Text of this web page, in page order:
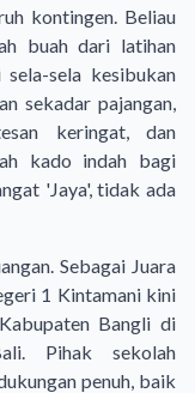
kontingen. Beliau
buah dari latihan
sela kesibukan
sekadar pajangan,
keringat, dan
kado indah bagi
'Jaya', tidak ada
Sebagai Juara
1 Kintamani kini
Bangli di
Pihak sekolah
penuh, baik